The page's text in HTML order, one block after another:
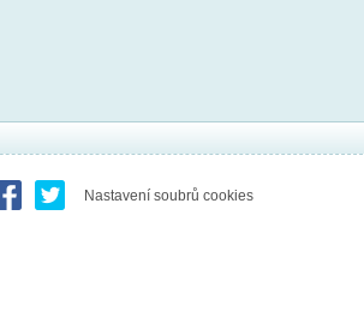
Nastavení soubrů cookies